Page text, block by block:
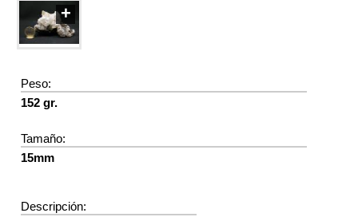
+
Peso:
152 gr.
Tamaño:
15mm
Descripción: